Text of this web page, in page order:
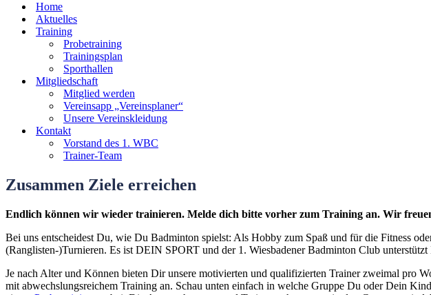
Home
Aktuelles
Training
Probetraining
Trainingsplan
Sporthallen
Mitgliedschaft
Mitglied werden
Vereinsapp „Vereinsplaner“
Unsere Vereinskleidung
Kontakt
Vorstand des 1. WBC
Trainer-Team
Zusammen Ziele erreichen
Endlich können wir wieder trainieren. Melde dich bitte vorher zum Training an. Wir
Bei uns entscheidest Du, wie Du Badminton spielst: Als Hobby zum Spaß und für die Fitness
(Ranglisten-)Turnieren. Es ist DEIN SPORT und der 1. Wiesbadener Badminton Club
Je nach Alter und Können bieten Dir unsere motivierten und qualifizierten Trainer zweimal pro
mit abwechslungsreichem Training an. Schau unten einfach in welche Gruppe Du oder Dein